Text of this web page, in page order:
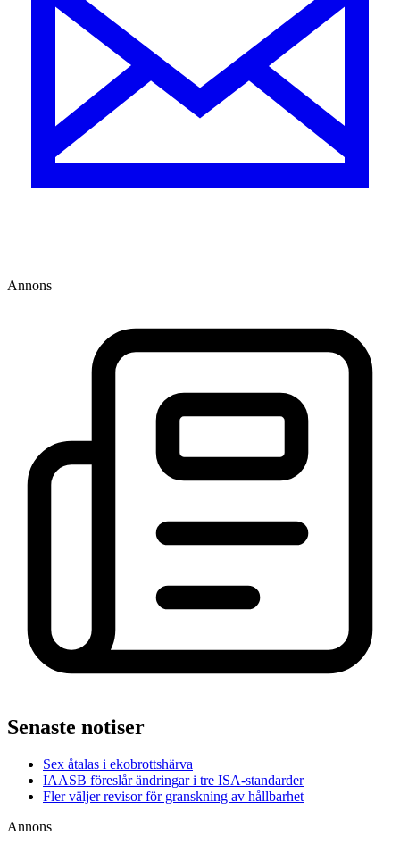
Annons
Senaste notiser
Sex åtalas i ekobrottshärva
IAASB föreslår ändringar i tre ISA-standarder
Fler väljer revisor för granskning av hållbarhet
Annons